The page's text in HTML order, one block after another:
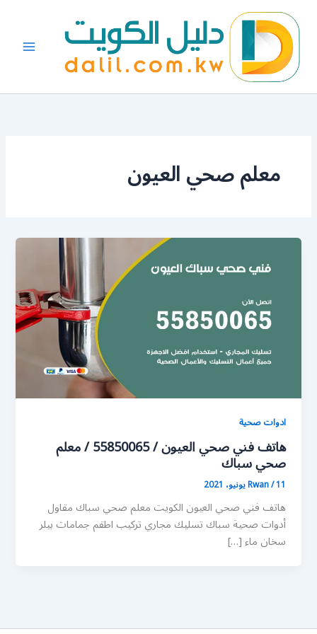
المحتوى
معلم صحي العيون
ادوات صحية
هاتف فني صحي العيون / 55850065 / معلم
صحي سباك
Rwan/11 يونيو، 2021
هاتف فني صحي العيون الكويت معلم صحي سباك مقاول
أدوات صحية سباك تسليك مجاري تركيب اطقم جمامات بيلر
سخان ماء […]